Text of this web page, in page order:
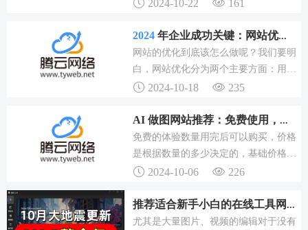
助。
暴跌还是很严重的，不过高粱seo发现
个规律，就是一个人维护的站点，会经
常性的出现普遍上涨或者普遍下滑，这
说明一个seo优化技术的做法是非常影
2024-10-22 161
2024 年企业成功关键：网站优化的详细解析
网站的优化到底该怎么做呢？我们要明
白，网站优化分为两个主要方面：用户
体验优化和搜索引擎优化（SEO）。用
化的核心之一。比如，你可以在博客文
章中链接到其他相关内容页面，增强用
户黏性，同时提升SEO效果。
2024-10-18 235
AI 做图网站推荐：免费使用，无需本地部署，你值得拥有
免费的体验数量用完后可以购买，价格
是根据数量的多少决定的，基础价格是
9.9元50张图片。以上介绍的几个网站
AI作画功能，我在这里没有推荐，有了
解的值友可以留言补充。关注我，每周
2024-10-06 226
推荐适合新手小白的在线工具网站，助力创作图文并茂的好文
尤其是大量图片、视频的编辑对于没有